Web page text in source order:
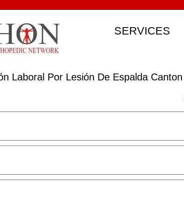
SERVICES
Laboral Por Lesión De Espalda Canton